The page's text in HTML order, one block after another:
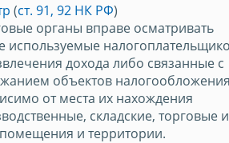
(ст. 91, 92 НК РФ)
органы вправе осматривать
используемые
дохода либо связанные с
объектов налогообложения
от места их нахождения
складские, торговые и
и территории.